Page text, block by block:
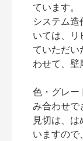
ています。
システム
いては、リ
ていただい
わせて、壁
色・グレー
み合わせで
見切は、
いますので